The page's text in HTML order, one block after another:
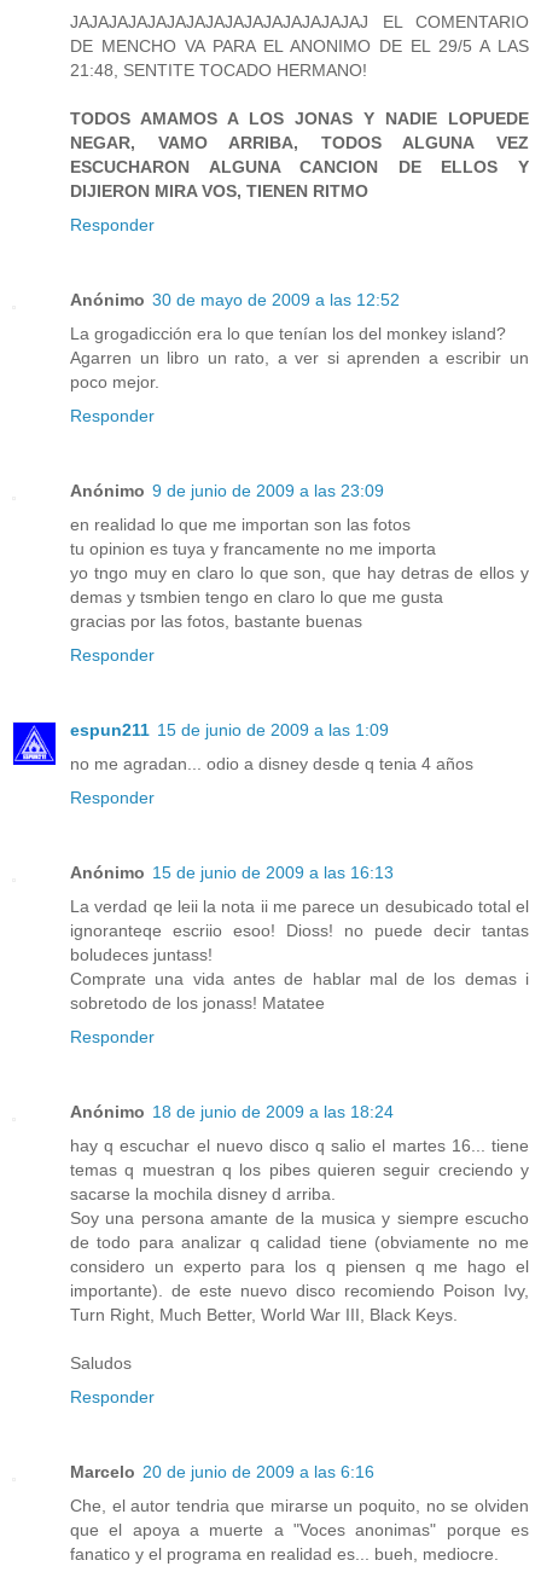
JAJAJAJAJAJAJAJAJAJAJAJAJAJAJAJ EL COMENTARIO
DE MENCHO VA PARA EL ANONIMO DE EL 29/5 A LAS
21:48, SENTITE TOCADO HERMANO!
TODOS AMAMOS A LOS JONAS Y NADIE LOPUEDE
NEGAR, VAMO ARRIBA, TODOS ALGUNA VEZ
ESCUCHARON ALGUNA CANCION DE ELLOS Y
DIJIERON MIRA VOS, TIENEN RITMO
Responder
Anónimo 30 de mayo de 2009 a las 12:52
La grogadicción era lo que tenían los del monkey island?
Agarren un libro un rato, a ver si aprenden a escribir un
poco mejor.
Responder
Anónimo 9 de junio de 2009 a las 23:09
en realidad lo que me importan son las fotos
tu opinion es tuya y francamente no me importa
yo tngo muy en claro lo que son, que hay detras de ellos y
demas y tsmbien tengo en claro lo que me gusta
gracias por las fotos, bastante buenas
Responder
espun211 15 de junio de 2009 a las 1:09
no me agradan... odio a disney desde q tenia 4 años
Responder
Anónimo 15 de junio de 2009 a las 16:13
La verdad qe leii la nota ii me parece un desubicado total el
ignoranteqe escriio esoo! Dioss! no puede decir tantas
boludeces juntass!
Comprate una vida antes de hablar mal de los demas i
sobretodo de los jonass! Matatee
Responder
Anónimo 18 de junio de 2009 a las 18:24
hay q escuchar el nuevo disco q salio el martes 16... tiene
temas q muestran q los pibes quieren seguir creciendo y
sacarse la mochila disney d arriba.
Soy una persona amante de la musica y siempre escucho
de todo para analizar q calidad tiene (obviamente no me
considero un experto para los q piensen q me hago el
importante). de este nuevo disco recomiendo Poison Ivy,
Turn Right, Much Better, World War III, Black Keys.
Saludos
Responder
Marcelo 20 de junio de 2009 a las 6:16
Che, el autor tendria que mirarse un poquito, no se olviden
que el apoya a muerte a "Voces anonimas" porque es
fanatico y el programa en realidad es... bueh, mediocre.